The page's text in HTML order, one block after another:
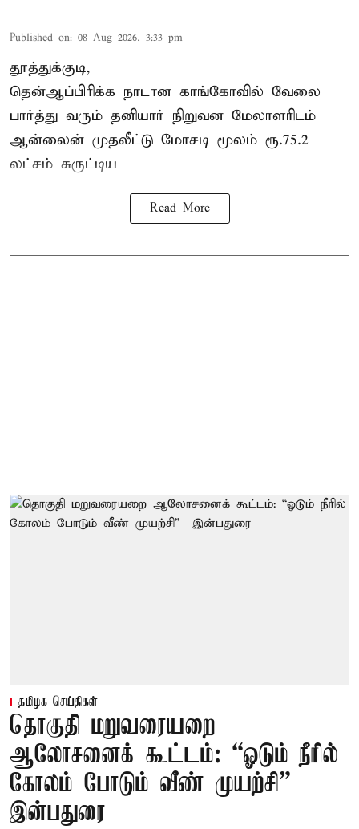
Published on: 08 Aug 2026, 3:33 pm
தூத்துக்குடி,
தென்ஆப்பிரிக்க நாடான காங்கோவில் வேலை
பார்த்து வரும் தனியார் நிறுவன மேலாளரிடம்
ஆன்லைன் முதலீட்டு மோசடி மூலம் ரூ.75.2
லட்சம் சுருட்டிய
Read More
தமிழக செய்திகள்
தொகுதி மறுவரையறை
ஆலோசனைக் கூட்டம்: “ஓடும் நீரில்
கோலம் போடும் வீண் முயற்சி” –
இன்பதுரை